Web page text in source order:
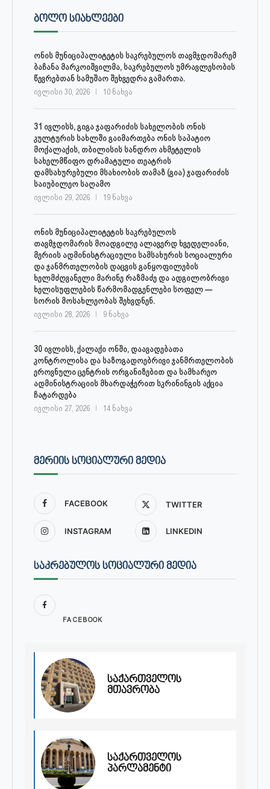
ᲑᲝᲚᲝ ᲡᲘᲐᲮᲚᲔᲔᲑᲘ
ონის მუნიციპალიტეტის საკრებულოს თავმჯდომარემ
ბაჩანა მარკოიშვილმა, საკრებულოს უმრავლესობის
წევრებთან სამუშაო შეხვედრა გამართა.
ივლისი 30, 2026 10 ნახვა
31 ივლისს, გიგა ჯაფარიძის სახელობის ონის
კულტურის სახლში გაიმართება ონის საპატიო
მოქალაქის, თბილისის სანდრო ახმეტელის
სახელმწიფო დრამატული თეატრის
დამსახურებული მსახიობის თამაზ (გია) ჯაფარიძის
საიუბილეო საღამო
ივლისი 29, 2026 19 ნახვა
ონის მუნიციპალიტეტის საკრებულოს
თავმჯდომარის მოადგილე ალავერდ ხვედელიანი,
მერიის ადმინისტრაციული სამსახურის სოციალური
და ჯანმრთელობის დაცვის განყოფილების
ხელმძღვანელი მარინე რაზმაძე და ადგილობრივი
ხელისუფლების წარმომადგენლები სოფელ —
სორის მოსახლეობას შეხვდნენ.
ივლისი 28, 2026 9 ნახვა
30 ივლისს, ქალაქი ონში, დაავადებათა
კონტროლისა და საზოგადოებრივი ჯანმრთელობის
ეროვნული ცენტრის ორგანიზებით და სამხარეო
ადმინისტრაციის მხარდაჭერით სკრინინგის აქცია
ჩატარდება
ივლისი 27, 2026 14 ნახვა
ᲛᲔᲠᲘᲘᲡ ᲡᲝᲪᲘᲐᲚᲣᲠᲘ ᲛᲔᲓᲘᲐ
FACEBOOK TWITTER
INSTAGRAM LINKEDIN
ᲡᲐᲙᲠᲔᲑᲣᲚᲝᲡ ᲡᲝᲪᲘᲐᲚᲣᲠᲘ ᲛᲔᲓᲘᲐ
FACEBOOK
საქართველოს
მთავრობა
საქართველოს
პარლამენტი